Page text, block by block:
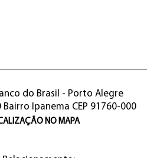
do Brasil - Porto Alegre
Ipanema CEP 91760-000
NO MAPA